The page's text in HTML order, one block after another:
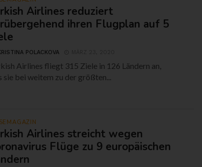
Airlines reduziert
ihren Flugplan auf 5
POLACKOVA
Airlines fliegt 315 Ziele in 126 Ländern an,
sie bei weitem zu der größten...
Airlines streicht wegen
Flüge zu 9 europäischen